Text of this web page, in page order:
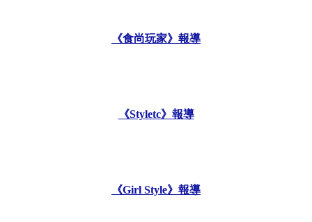
《食尚玩家》報導
《Styletc》報導
《Girl Style》報導